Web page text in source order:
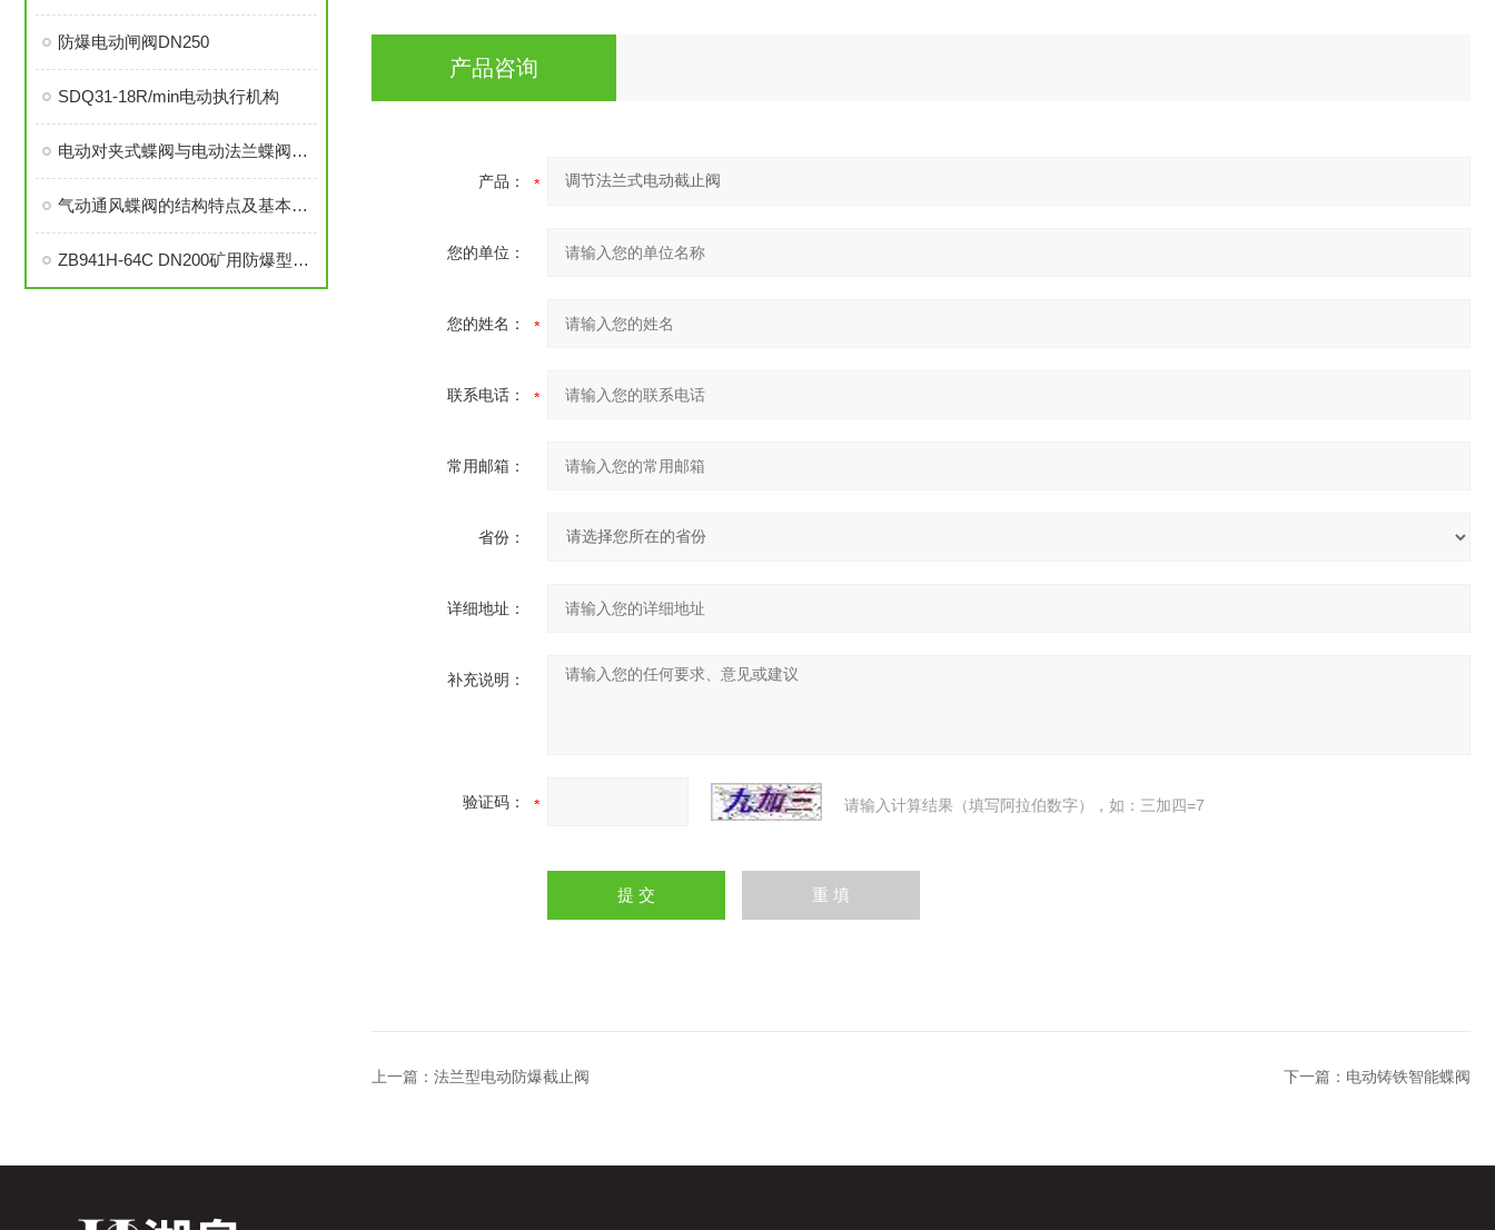
防爆电动闸阀DN250
SDQ31-18R/min电动执行机构
电动对夹式蝶阀与电动法兰蝶阀的选用
气动通风蝶阀的结构特点及基本原理
ZB941H-64C DN200矿用防爆型一体式电动闸阀
产品咨询
产品：
您的单位：
您的姓名：
联系电话：
常用邮箱：
省份：
详细地址：
补充说明：
验证码： 请输入计算结果（填写阿拉伯数字），如：三加四=7
上一篇： 法兰型电动防爆截止阀 下一篇： 电动铸铁智能蝶阀